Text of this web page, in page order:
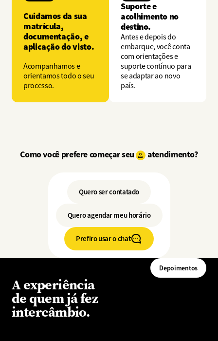
Cuidamos da sua
matrícula,
documentação, e
aplicação do visto.
Acompanhamos e
orientamos todo o seu
processo.
Suporte e
acolhimento no
destino.
Antes e depois do
embarque, você conta
com orientações e
suporte contínuo para
se adaptar ao novo
país.
Como você prefere começar seu atendimento?
Quero ser contatado
Quero agendar meu horário
Prefiro usar o chat
A experiência
de quem já fez
intercâmbio.
Depoimentos